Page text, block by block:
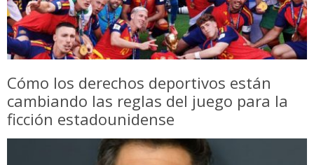
Cómo los derechos deportivos están
cambiando las reglas del juego para la
ficción estadounidense